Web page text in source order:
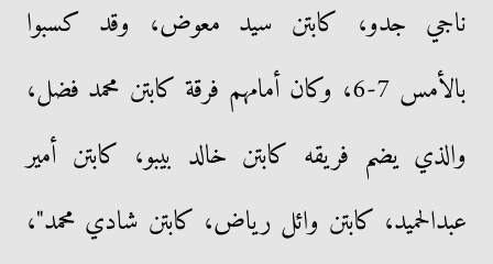
ناجي جدو، كابتن سيد معوض، وقد كسبوا
بالأمس 7-6، وكان أمامهم فرقة كابتن محمد فضل،
والذي يضم فريقه كابتن خالد بيبو، كابتن أمير
عبدالحميد، كابتن وائل رياض، كابتن شادي محمد"،